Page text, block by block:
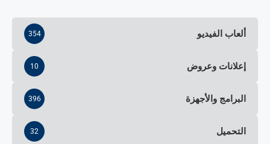
ألعاب الفيديو 354
إعلانات وعروض 10
البرامج والأجهزة 396
التحميل 32